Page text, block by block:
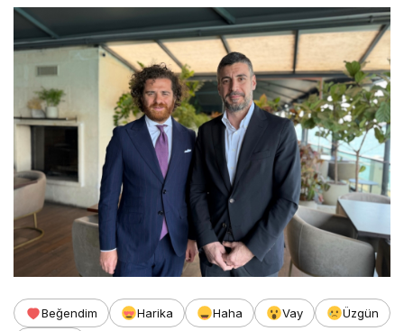
Beğendim Harika Haha Vay Üzgün